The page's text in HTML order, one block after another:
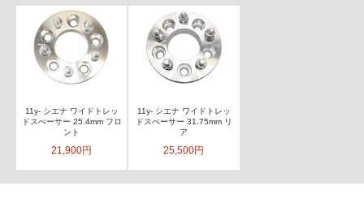
11y- シエナ ワイドトレッ
ドスぺーサー 25.4mm フロ
ント
21,900円
11y- シエナ ワイドトレッ
ドスぺーサー 31.75mm リ
ア
25,500円